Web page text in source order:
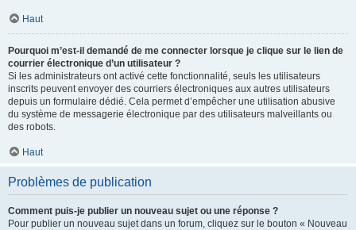
Haut
Pourquoi m’est-il demandé de me connecter lorsque je clique sur le lien de
courrier électronique d’un utilisateur ?
Si les administrateurs ont activé cette fonctionnalité, seuls les utilisateurs
inscrits peuvent envoyer des courriers électroniques aux autres utilisateurs
depuis un formulaire dédié. Cela permet d’empêcher une utilisation abusive
du système de messagerie électronique par des utilisateurs malveillants ou
des robots.
Haut
Problèmes de publication
Comment puis-je publier un nouveau sujet ou une réponse ?
Pour publier un nouveau sujet dans un forum, cliquez sur le bouton « Nouveau